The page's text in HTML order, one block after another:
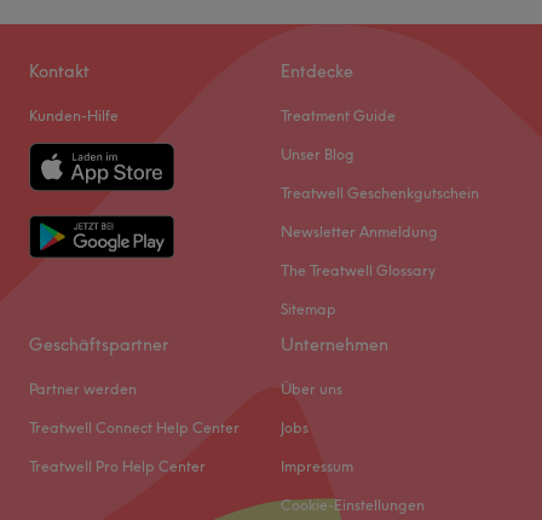
Kontakt
Kunden-Hilfe
Entdecke
Treatment Guide
Unser Blog
Treatwell Geschenkgutschein
Newsletter Anmeldung
The Treatwell Glossary
Sitemap
Geschäftspartner
Partner werden
Treatwell Connect Help Center
Treatwell Pro Help Center
Unternehmen
Über uns
Jobs
Impressum
Cookie-Einstellungen